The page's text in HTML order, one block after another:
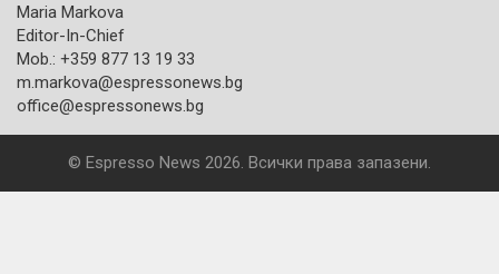
Maria Markova
Editor-In-Chief
Mob.: +359 877 13 19 33
m.markova@espressonews.bg
office@espressonews.bg
© Espresso News 2026. Всички права запазени.